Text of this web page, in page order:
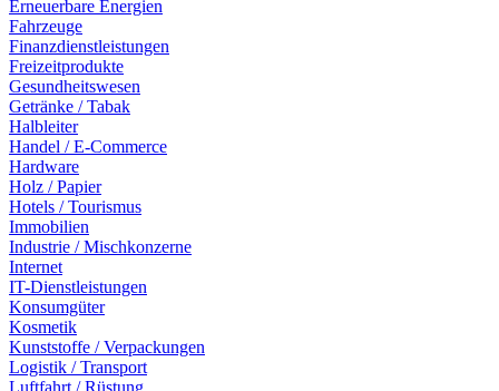
Erneuerbare Energien
Fahrzeuge
Finanzdienstleistungen
Freizeitprodukte
Gesundheitswesen
Getränke / Tabak
Halbleiter
Handel / E-Commerce
Hardware
Holz / Papier
Hotels / Tourismus
Immobilien
Industrie / Mischkonzerne
Internet
IT-Dienstleistungen
Konsumgüter
Kosmetik
Kunststoffe / Verpackungen
Logistik / Transport
Luftfahrt / Rüstung